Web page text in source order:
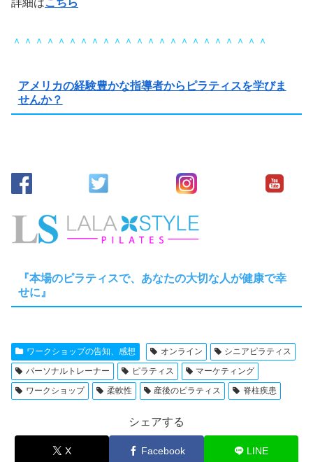
＾＾＾＾＾＾＾＾＾＾＾＾＾＾＾＾＾＾＾＾＾＾＾
アメリカの経験豊かな指導者からピラティスを学びま
せんか？
『本場のピラティスで、あなたの大切な人が健康で幸
せに』
ワークショップの告知、感想 オンライン
シニアピラティス
パーソナルトレーナー
ピラティス
マーケティング
ワークショップ
柔軟性 産後のピラティス 脊柱疾患
シェアする
X Facebook LINE